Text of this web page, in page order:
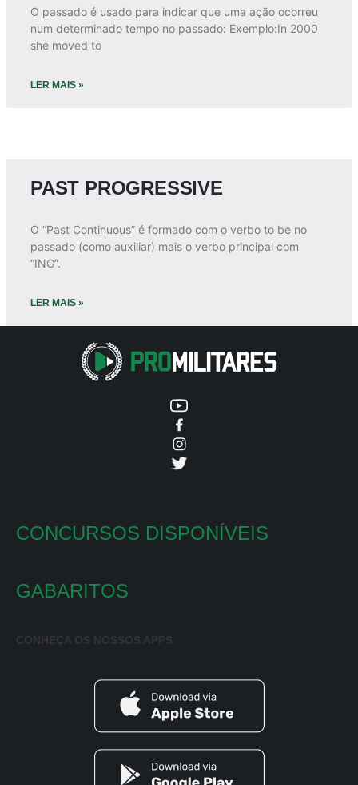
O passado é usado para indicar que uma ação ocorreu
num determinado tempo no passado: Exemplo:In 2000
she moved to
LER MAIS »
PAST PROGRESSIVE
O “Past Continuous” é formado com o verbo to be no
passado (como auxiliar) mais o verbo principal com
“ING”.
LER MAIS »
CONCURSOS DISPONÍVEIS
GABARITOS
CONHEÇA OS NOSSOS APPS